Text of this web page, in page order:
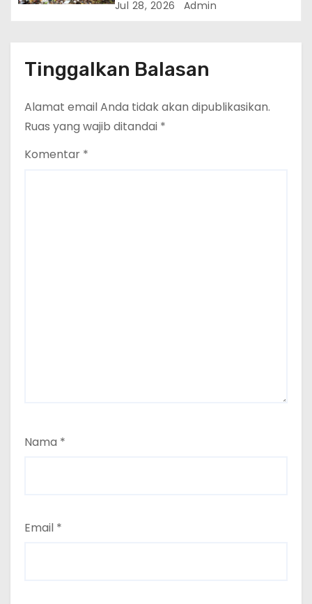
Kementerian LH Gandeng ITS
Jul 28, 2026 Admin
Tinggalkan Balasan
Alamat email Anda tidak akan dipublikasikan.
Ruas yang wajib ditandai *
Komentar *
Nama *
Email *